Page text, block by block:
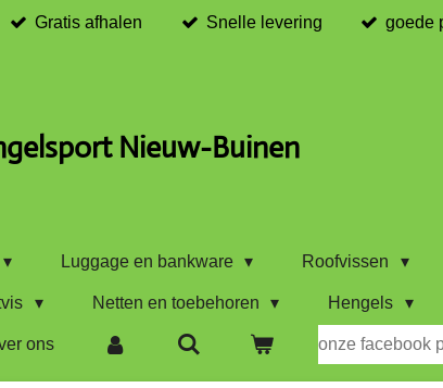
Gratis afhalen Snelle levering goede
Nieuw-Buinen
Luggage en bankware Roofvissen
Netten en toebehoren Hengels
ons onze facebook